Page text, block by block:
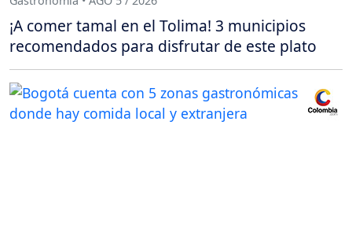
¡A comer tamal en el Tolima! 3 municipios
recomendados para disfrutar de este plato